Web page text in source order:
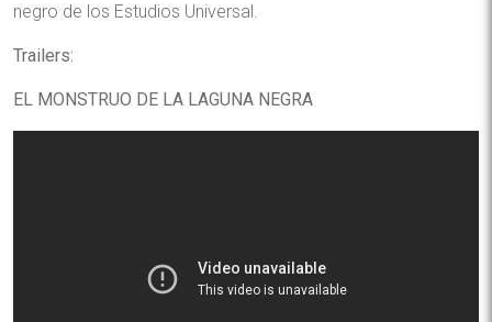
negro de los Estudios Universal.
Trailers:
EL MONSTRUO DE LA LAGUNA NEGRA